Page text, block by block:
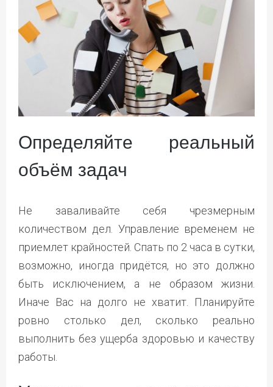
Определяйте реальный
объём задач
Не заваливайте себя чрезмерным
количеством дел. Управление временем не
приемлет крайностей. Спать по 2 часа в сутки,
возможно, иногда придётся, но это должно
быть исключением, а не образом жизни.
Иначе Вас на долго не хватит. Планируйте
ровно столько дел, сколько реально
выполнить без ущерба здоровью и качеству
работы.